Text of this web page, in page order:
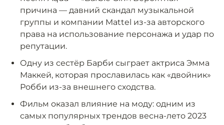
причина — давний скандал музыкальной
группы и компании Mattel из-за авторского
права на использование персонажа и удар по
репутации.
Одну из сестёр Барби сыграет актриса Эмма
Маккей, которая прославилась как «двойник»
Робби из-за внешнего сходства.
Фильм оказал влияние на моду: одним из
самых популярных трендов весна-лето 2023